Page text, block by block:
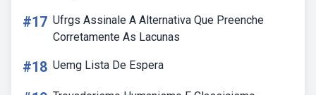
#17 Ufrgs Assinale A Alternativa Que Preenche
Corretamente As Lacunas
#18 Uemg Lista De Espera